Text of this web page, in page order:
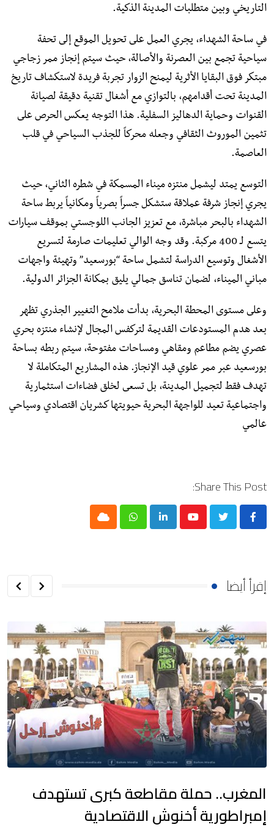
التاريخي وبين متطلبات المدينة الذكية.
​في ساحة الشهداء، يجري العمل على تحويل الموقع إلى تحفة
سياحية تجمع بين العصرنة والأصالة، حيث سيتم إنجاز ممر زجاجي
مبتكر فوق البقايا الأثرية ليمنح الزوار تجربة فريدة لاستكشاف تاريخ
المدينة تحت أقدامهم، بالتوازي مع أشغال تقنية دقيقة لصيانة
القنوات وحماية الدهاليز السفلية. هذا التوجه يعكس الحرص على
تثمين الموروث الثقافي وجعله محركاً للجذب السياحي في قلب
العاصمة.
​التوسع يمتد ليشمل منتزه ميناء المسمكة في شطره الثاني، حيث
يجري إنجاز شرفة عملاقة ستشكل جسراً بصرياً ومكانياً يربط ساحة
الشهداء بالبحر مباشرة، مع تعزيز الجانب اللوجستي بموقف سيارات
يتسع لـ 400 مركبة. وقد وجه الوالي تعليمات صارمة لتسريع
الأشغال وتوسيع الدراسة لتشمل ساحة “بورسعيد” وتهيئة واجهات
مباني الميناء، لضمان تناسق جمالي يليق بمكانة الجزائر الدولية.
​وعلى مستوى المحطة البحرية، بدأت ملامح التغيير الجذري تظهر
بعد هدم المستودعات القديمة لتركفس المجال لإنشاء منتزه بحري
عصري يضم مطاعم ومقاهي ومساحات مفتوحة، سيتم ربطه بساحة
بورسعيد عبر ممر علوي قيد الإنجاز. هذه المشاريع المتكاملة لا
تهدف فقط لتجميل المدينة، بل تسعى لخلق فضاءات استثمارية
واجتماعية تعيد للواجهة البحرية حيويتها كشريان اقتصادي وسياحي
عالمي
Share This Post:
Youtube
LinkedIn
Whatsapp
Cloud
إقرأ أيضا
المغرب.. حملة مقاطعة كبرى تستهدف
إمبراطورية أخنوش الاقتصادية